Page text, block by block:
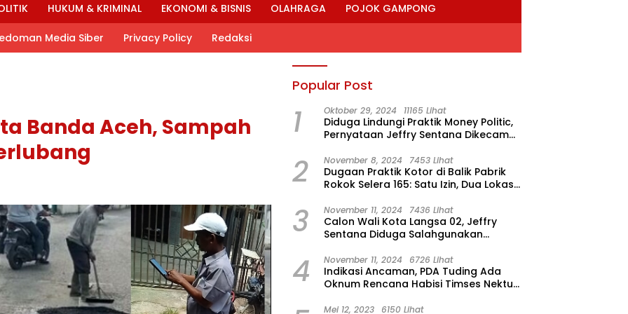
HUKUM & KRIMINAL EKONOMI & BISNIS OLAHRAGA POJOK GAMPONG
Media Siber Privacy Policy Redaksi
Banda Aceh, Sampah
Popular Post
1 Oktober 29, 2024 11165 Lihat
Diduga Lindungi Praktik Money Politic,
Pernyataan Jeffry Sentana Dikecam
2 November 8, 2024 7453 Lihat
Dugaan Praktik Kotor di Balik Pabrik
Rokok Selera 165: Satu Izin, Dua Lokasi
3 November 11, 2024 7436 Lihat
Calon Wali Kota Langsa 02, Jeffry
Sentana Diduga Salahgunakan
4 November 11, 2024 6726 Lihat
Indikasi Ancaman, PDA Tuding Ada
Oknum Rencana Habisi Timses Nektu-
Mei 12, 2023 6150 Lihat